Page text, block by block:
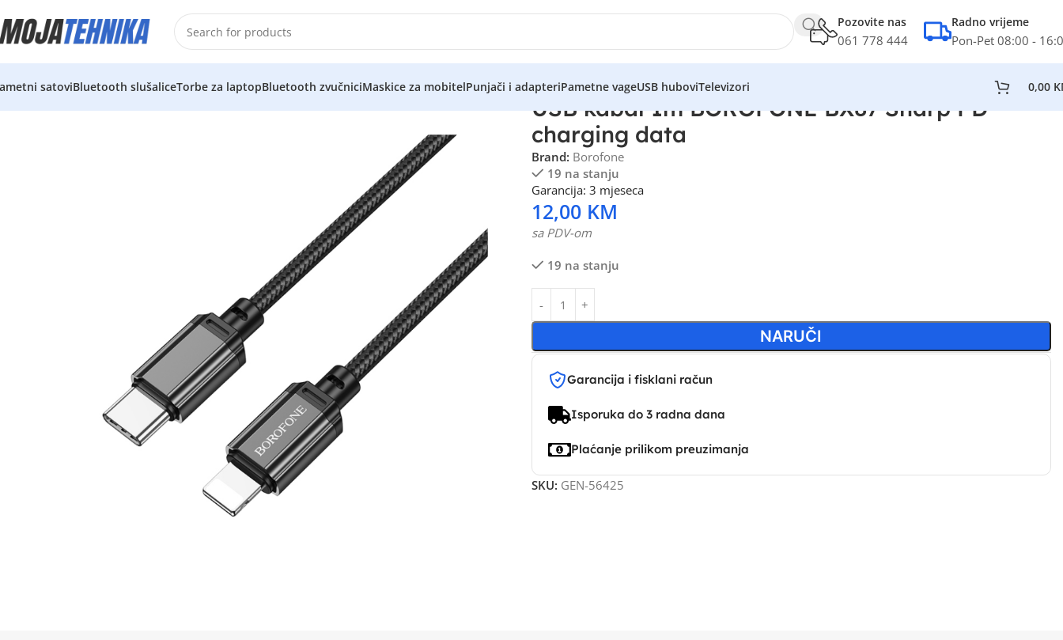
Pozovite nas
061 778 444
Radno vrijeme
Pon-Pet 08:00 -
satoviBluetooth slušaliceTorbe za laptopBluetooth zvučniciMaskice za mobitelPunjači i adapteriPametne vageUSB huboviTelevizori 0,00
USB kabal 1m BOROFONE BX87 Sharp PD
charging data
Brand: Borofone
19 na stanju
Garancija: 3 mjeseca
12,00 KM
sa PDV-om
19 na stanju
NARUČI
Garancija i fisklani račun
Isporuka do 3 radna dana
Plaćanje prilikom preuzimanja
SKU: GEN-56425